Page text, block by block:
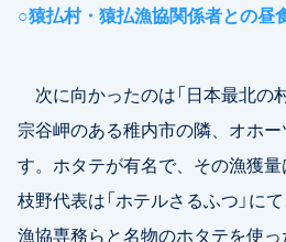
○猿払村・猿払漁協関係者との昼
次に向かったのは「日本最北の
宗谷岬のある稚内市の隣、オホ
す。ホタテが有名で、その漁獲量
枝野代表は「ホテルさるふつ」に
漁協専務らと名物のホタテを使